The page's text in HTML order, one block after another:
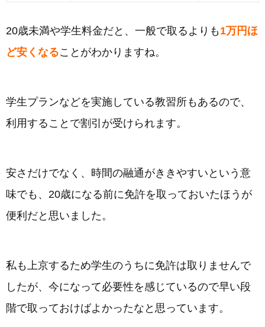
20歳未満や学生料金だと、一般で取るよりも 1万円ほ
ど安くなることがわかりますね。
学生プランなどを実施している教習所もあるので、
利用することで割引が受けられます。
安さだけでなく、時間の融通がききやすいという意
味でも、20歳になる前に免許を取っておいたほうが
便利だと思いました。
私も上京するため学生のうちに免許は取りませんで
したが、今になって必要性を感じているので早い段
階で取っておけばよかったなと思っています。